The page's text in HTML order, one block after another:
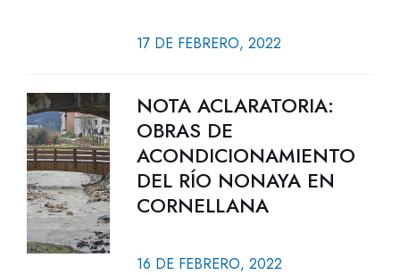
17 DE FEBRERO, 2022
NOTA ACLARATORIA:
OBRAS DE
ACONDICIONAMIENTO
DEL RÍO NONAYA EN
CORNELLANA
16 DE FEBRERO, 2022